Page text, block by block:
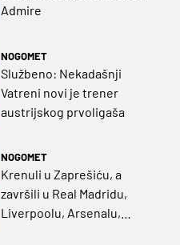
Admire
NOGOMET
Službeno: Nekadašnji
Vatreni novi je trener
austrijskog prvoligaša
NOGOMET
Krenuli u Zaprešiću, a
završili u Real Madridu,
Liverpoolu, Arsenalu,